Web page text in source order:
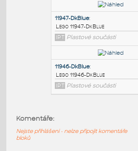
64681-White:
Lego 64681-White
IPT Plastové součásti
64681-DkAzure:
Lego 64681-DkAzure
IPT Plastové součásti
Lego 11947-DkBlue
Komentáře:
Nejste přihlášeni - nelze připojit komentáře
bloků